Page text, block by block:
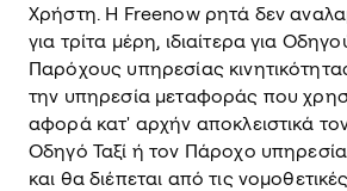
Χρήστη. Η Freenow ρητά δεν
για τρίτα μέρη, ιδιαίτερα για
Παρόχους υπηρεσίας
την υπηρεσία μεταφοράς που
αφορά κατ' αρχήν αποκλειστικά
Οδηγό Ταξί ή τον Πάροχο
και θα διέπεται από τις